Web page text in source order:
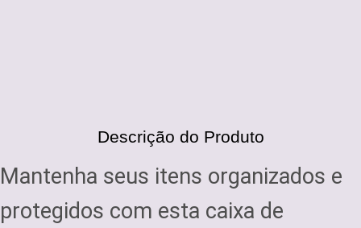
Descrição do Produto
Mantenha seus itens organizados e
protegidos com esta caixa de